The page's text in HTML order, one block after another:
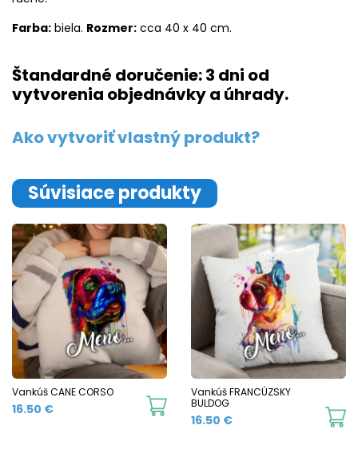
Farba: biela. Rozmer: cca 40 x 40 cm.
Štandardné doručenie: 3 dni od
vytvorenia objednávky a úhrady.
Ako vytvoriť vlastný produkt?
Súvisiace produkty
Vankúš CANE CORSO
16.50 €
Vankúš FRANCÚZSKY
BULDOG
16.50 €